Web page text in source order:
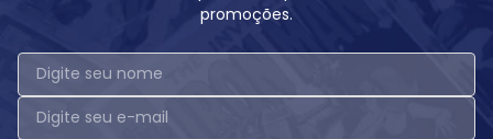
promoções.